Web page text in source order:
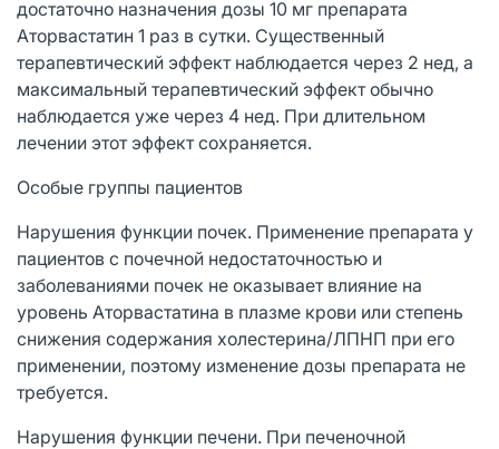
достаточно назначения дозы 10 мг препарата
Аторвастатин 1 раз в сутки. Существенный
терапевтический эффект наблюдается через 2 нед, а
максимальный терапевтический эффект обычно
наблюдается уже через 4 нед. При длительном
лечении этот эффект сохраняется.
Особые группы пациентов
Нарушения функции почек. Применение препарата у
пациентов с почечной недостаточностью и
заболеваниями почек не оказывает влияние на
уровень Аторвастатина в плазме крови или степень
снижения содержания холестерина/ЛПНП при его
применении, поэтому изменение дозы препарата не
требуется.
Нарушения функции печени. При печеночной